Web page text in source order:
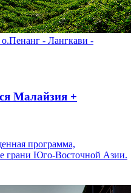
- Лангкави -
Малайзия +
программа,
грани Юго-Восточной Азии.